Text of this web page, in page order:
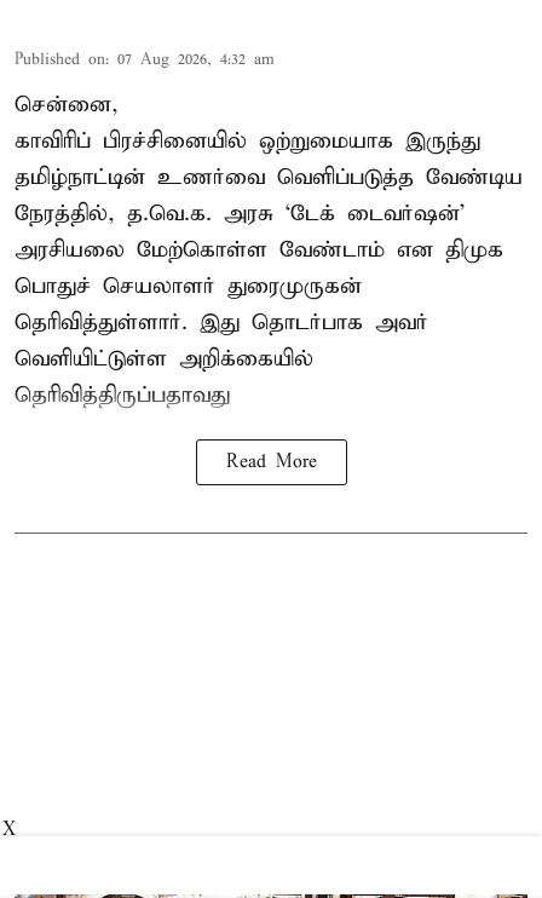
Published on: 07 Aug 2026, 4:32 am
சென்னை,
காவிரிப் பிரச்சினையில் ஒற்றுமையாக இருந்து
தமிழ்நாட்டின் உணர்வை வெளிப்படுத்த வேண்டிய
நேரத்தில், த.வெ.க. அரசு ‘டேக் டைவர்ஷன்’
அரசியலை மேற்கொள்ள வேண்டாம் என திமுக
பொதுச் செயலாளர் துரைமுருகன்
தெரிவித்துள்ளார். இது தொடர்பாக அவர்
வெளியிட்டுள்ள அறிக்கையில்
தெரிவித்திருப்பதாவது
Read More
X